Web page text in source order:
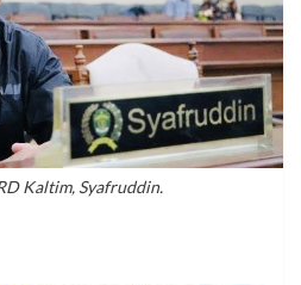
Kaltim, Syafruddin.